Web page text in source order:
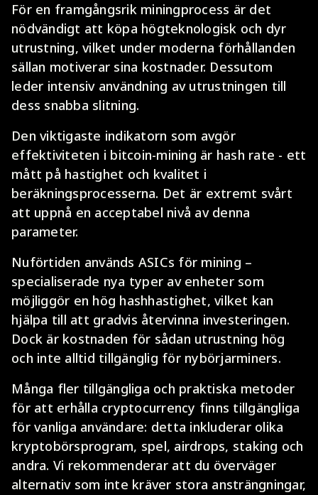
För en framgångsrik miningprocess är det
nödvändigt att köpa högteknologisk och dyr
utrustning, vilket under moderna förhållanden
sällan motiverar sina kostnader. Dessutom
leder intensiv användning av utrustningen till
dess snabba slitning.
Den viktigaste indikatorn som avgör
effektiviteten i bitcoin-mining är hash rate - ett
mått på hastighet och kvalitet i
beräkningsprocesserna. Det är extremt svårt
att uppnå en acceptabel nivå av denna
parameter.
Nuförtiden används ASICs för mining –
specialiserade nya typer av enheter som
möjliggör en hög hashhastighet, vilket kan
hjälpa till att gradvis återvinna investeringen.
Dock är kostnaden för sådan utrustning hög
och inte alltid tillgänglig för nybörjarminers.
Många fler tillgängliga och praktiska metoder
för att erhålla cryptocurrency finns tillgängliga
för vanliga användare: detta inkluderar olika
kryptobörsprogram, spel, airdrops, staking och
andra. Vi rekommenderar att du överväger
alternativ som inte kräver stora ansträngningar,